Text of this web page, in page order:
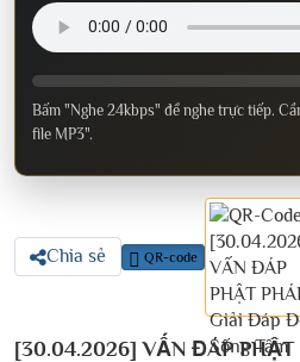
Bấm "Nghe 24kbps" để nghe trực tiếp.
file MP3".
Chia sẻ QR-code
[30.04.2026] VẤN ĐÁP